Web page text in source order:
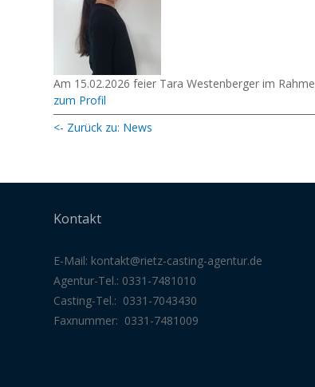
Am 15.02.2026 feier Tara Westenberger im
zum Profil
<- Zurück zu: News
Kontakt
E-Mail: kontakt@rietz-casting-agentur.de
Agentur-Tel.: 0331-7481010
Casting-Tel.: 0331-7043430
Faxnummer: 0331-7481009